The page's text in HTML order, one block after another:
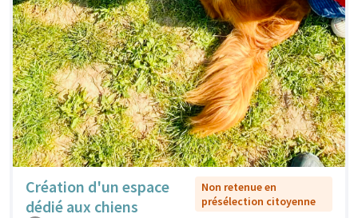
Création d'un espace
dédié aux chiens
Non retenue en
présélection citoyenne